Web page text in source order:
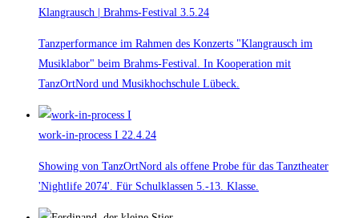
Klangrausch | Brahms-Festival 3.5.24
Tanzperformance im Rahmen des Konzerts "Klangrausch im
Musiklabor" beim Brahms-Festival. In Kooperation mit
TanzOrtNord und Musikhochschule Lübeck.
work-in-process I 22.4.24
Showing von TanzOrtNord als offene Probe für das Tanztheater
'Nightlife 2074'. Für Schulklassen 5.-13. Klasse.